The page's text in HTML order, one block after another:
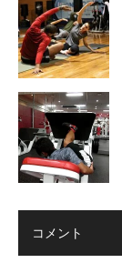
コメント